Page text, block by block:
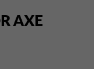
AXE